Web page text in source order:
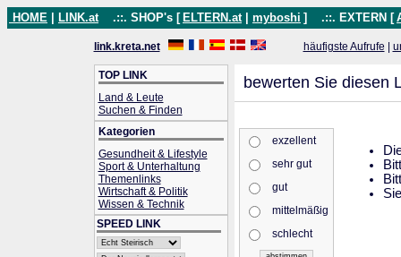
HOME LINK.at .::. SHOP's [ ELTERN.at myboshi ] .::. EXTERN [
link.kreta.net häufigste Aufrufe
TOP LINK
Land & Leute
Suchen & Finden
Kategorien
Gesundheit & Lifestyle
Sport & Unterhaltung
Themenlinks
Wirtschaft & Politik
Wissen & Technik
SPEED LINK
bewerten Sie diesen
exzellent
sehr gut
gut
mittelmäßig
schlecht